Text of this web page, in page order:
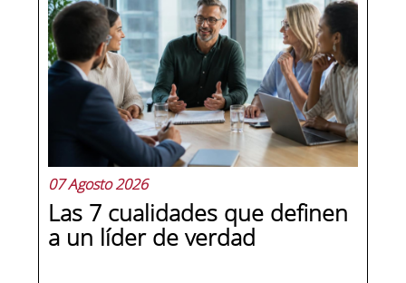
07 Agosto 2026
Las 7 cualidades que definen
a un líder de verdad